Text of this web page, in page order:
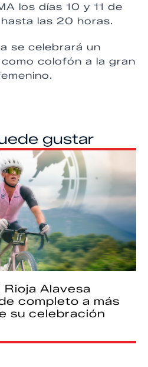
los días 10 y 11 de
las 20 horas.
se celebrará un
colofón a la gran
gustar
Alavesa
completo a más
su celebración